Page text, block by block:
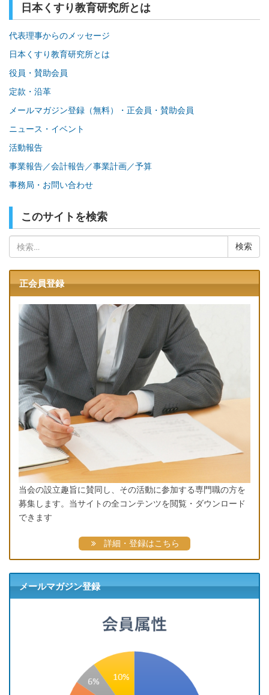
日本くすり教育研究所とは
代表理事からのメッセージ
日本くすり教育研究所とは
役員・賛助会員
定款・沿革
メールマガジン登録（無料）・正会員・賛助会員
ニュース・イベント
活動報告
事業報告／会計報告／事業計画／予算
事務局・お問い合わせ
このサイトを検索
索:
正会員登録
当会の設立趣旨に賛同し、その活動に参加する専門職の方を
募集します。当サイトの全コンテンツを閲覧・ダウンロード
できます
詳細・登録はこちら
メールマガジン登録